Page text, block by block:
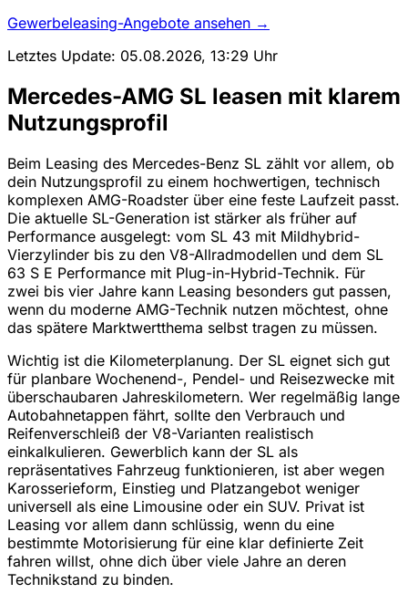
Gewerbeleasing-Angebote ansehen →
Letztes Update: 05.08.2026, 13:29 Uhr
Mercedes-AMG SL leasen mit klarem
Nutzungsprofil
Beim Leasing des Mercedes-Benz SL zählt vor allem, ob
dein Nutzungsprofil zu einem hochwertigen, technisch
komplexen AMG-Roadster über eine feste Laufzeit passt.
Die aktuelle SL-Generation ist stärker als früher auf
Performance ausgelegt: vom SL 43 mit Mildhybrid-
Vierzylinder bis zu den V8-Allradmodellen und dem SL
63 S E Performance mit Plug-in-Hybrid-Technik. Für
zwei bis vier Jahre kann Leasing besonders gut passen,
wenn du moderne AMG-Technik nutzen möchtest, ohne
das spätere Marktwertthema selbst tragen zu müssen.
Wichtig ist die Kilometerplanung. Der SL eignet sich gut
für planbare Wochenend-, Pendel- und Reisezwecke mit
überschaubaren Jahreskilometern. Wer regelmäßig lange
Autobahnetappen fährt, sollte den Verbrauch und
Reifenverschleiß der V8-Varianten realistisch
einkalkulieren. Gewerblich kann der SL als
repräsentatives Fahrzeug funktionieren, ist aber wegen
Karosserieform, Einstieg und Platzangebot weniger
universell als eine Limousine oder ein SUV. Privat ist
Leasing vor allem dann schlüssig, wenn du eine
bestimmte Motorisierung für eine klar definierte Zeit
fahren willst, ohne dich über viele Jahre an deren
Technikstand zu binden.